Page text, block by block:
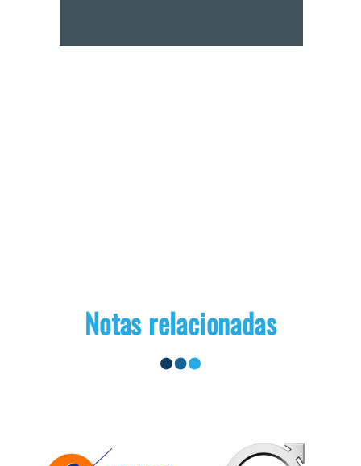
Notas relacionadas